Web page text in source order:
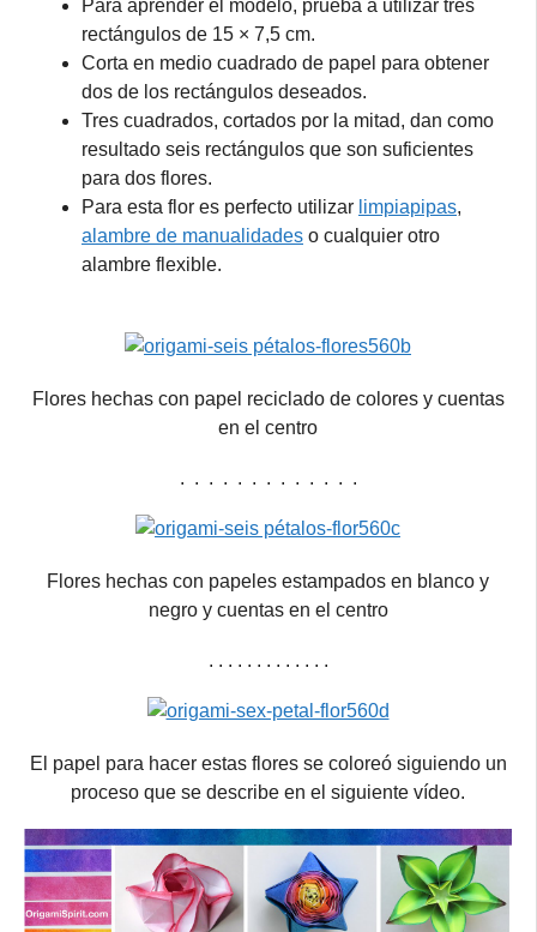
Para aprender el modelo, prueba a utilizar tres
rectángulos de 15 × 7,5 cm.
Corta en medio cuadrado de papel para obtener
dos de los rectángulos deseados.
Tres cuadrados, cortados por la mitad, dan como
resultado seis rectángulos que son suficientes
para dos flores.
Para esta flor es perfecto utilizar limpiapipas,
alambre de manualidades o cualquier otro
alambre flexible.
Flores hechas con papel reciclado de colores y cuentas
en el centro
. . . . . . . . . . . . .
Flores hechas con papeles estampados en blanco y
negro y cuentas en el centro
. . . . . . . . . . . . .
El papel para hacer estas flores se coloreó siguiendo un
proceso que se describe en el siguiente vídeo.